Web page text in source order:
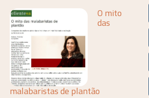
O mito
das
malabaristas de plantão